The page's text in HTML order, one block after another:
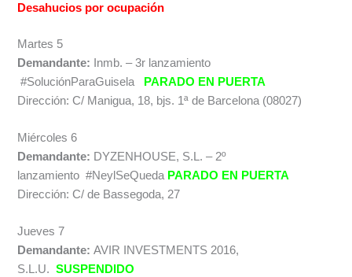
Desahucios por ocupación
Martes 5
Demandante: Inmb. – 3r lanzamiento
#SoluciónParaGuisela PARADO EN PUERTA
Dirección: C/ Manigua, 18, bjs. 1ª de Barcelona (08027)
Miércoles 6
Demandante: DYZENHOUSE, S.L. – 2º
lanzamiento #NeylSeQueda PARADO EN PUERTA
Dirección: C/ de Bassegoda, 27
Jueves 7
Demandante:AVIR INVESTMENTS 2016,
S.L.U.SUSPENDIDO